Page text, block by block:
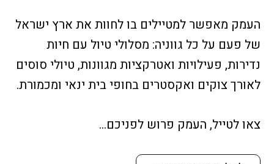
העמק מאפשר למטיילים בו לחוות את ארץ ישראל
של פעם על כל גווניה: מסלולי טיול עם חיות
נדירות, פעילויות ואטרקציות מגוונות, טיולי סוסים
לאורך צוקים ואקסטרים בחופי בית ינאי ומכמורת.
צאו לטייל, העמק פרוש לפניכם…